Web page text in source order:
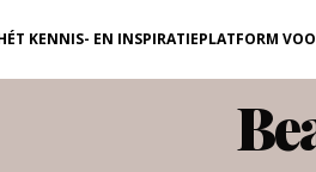
KENNIS- EN INSPIRATIEPLATFORM